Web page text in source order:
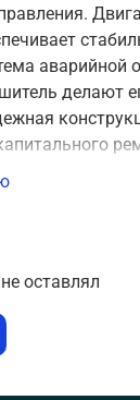
аварийной
делают
трехлетней
оставлял